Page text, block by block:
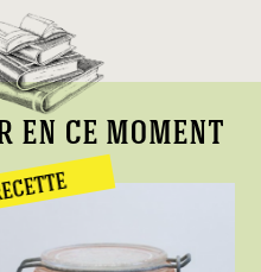
ce moment